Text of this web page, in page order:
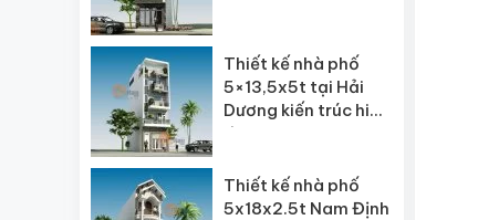
Thiết kế nhà phố
5×13,5x5t tại Hải
Dương kiến trúc hiện
đại
Thiết kế nhà phố
5x18x2.5t Nam Định